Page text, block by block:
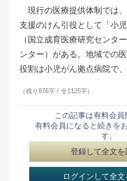
現行の医療提供体制では
支援のけん引役として「小児
（国立成育医療研究センタ
ンター）がある。地域での
役割は小児がん拠点病院で、
（残り876字 / 全1125字）
この記事は有料会員
有料会員になると続きを
す。
登録して全文を
ログインして全文